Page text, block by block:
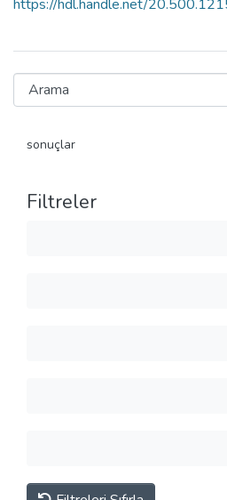
https://hdl.handle.net/
sonuçlar
Filtreler